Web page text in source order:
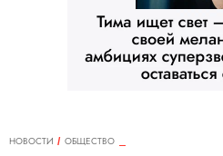
НОВОСТИ
ОБЩЕСТВО